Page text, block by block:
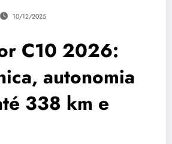
10/12/2025
C10 2026:
autonomia
338 km e